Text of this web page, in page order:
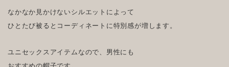
なかなか見かけないシルエットによって
ひとたび被るとコーディネートに特別感が増します。
ユニセックスアイテムなので、男性にも